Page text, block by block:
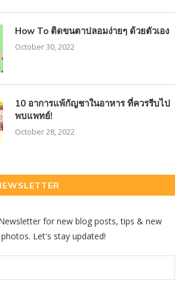
How To ติดขนตาปลอมง่ายๆ ด้วยตัวเอง
October 30, 2022
10 อาการแพ้กัญชาในอาหาร ที่ควรรีบไป
พบแพทย์!
October 28, 2022
for new blog posts, tips & new
photos. Let's stay updated!